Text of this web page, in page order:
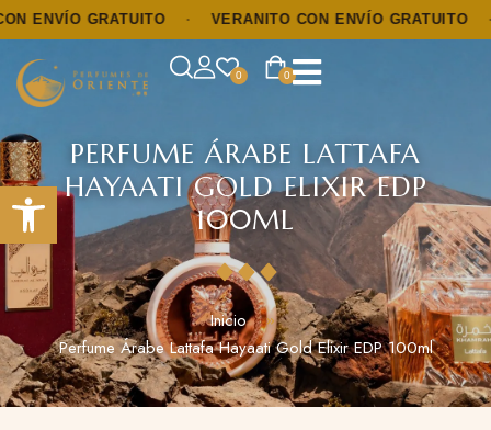
Abrir barra de herramientas
GRATUITO · VERANITO CON ENVÍO GRATUITO ·
0
0
PERFUME ÁRABE LATTAFA
HAYAATI GOLD ELIXIR EDP
100ML
Inicio
Perfume Árabe Lattafa Hayaati Gold Elixir EDP 100ml